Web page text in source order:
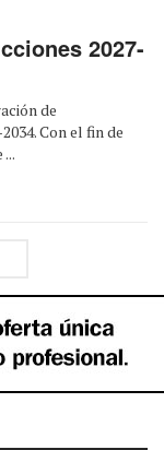
2027-
de
Con el fin de